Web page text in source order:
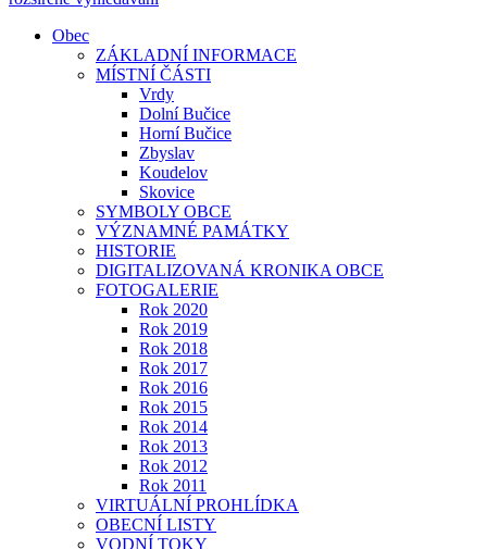
Obec
ZÁKLADNÍ INFORMACE
MÍSTNÍ ČÁSTI
Vrdy
Dolní Bučice
Horní Bučice
Zbyslav
Koudelov
Skovice
SYMBOLY OBCE
VÝZNAMNÉ PAMÁTKY
HISTORIE
DIGITALIZOVANÁ KRONIKA OBCE
FOTOGALERIE
Rok 2020
Rok 2019
Rok 2018
Rok 2017
Rok 2016
Rok 2015
Rok 2014
Rok 2013
Rok 2012
Rok 2011
VIRTUÁLNÍ PROHLÍDKA
OBECNÍ LISTY
VODNÍ TOKY